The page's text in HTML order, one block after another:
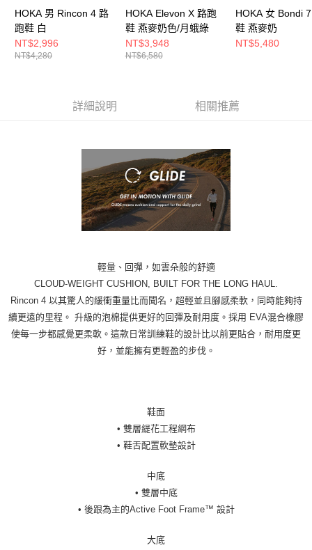
HOKA 男 Rincon 4 路
跑鞋 白
NT$2,996
NT$4,280
HOKA Elevon X 路跑
鞋 燕麥奶色/月蛾綠
NT$3,948
NT$6,580
HOKA 女 Bondi
鞋 燕麥奶
NT$5,480
詳細說明 相關推薦
輕量、回彈，如雲朵般的舒適
CLOUD-WEIGHT CUSHION, BUILT FOR THE LONG HAUL.
Rincon 4 以其驚人的緩衝重量比而聞名，超輕並且腳感柔軟，同時能夠持
續更遠的里程。 升級的泡棉提供更好的回彈及耐用度。採用 EVA混合橡膠
使每一步都感覺更柔軟。這款日常訓練鞋的設計比以前更貼合，耐用度更
好，並能擁有更輕盈的步伐。
鞋面
• 雙層緹花工程網布
• 鞋舌配置軟墊設計
中底
• 雙層中底
• 後跟為主的Active Foot Frame™ 設計
大底